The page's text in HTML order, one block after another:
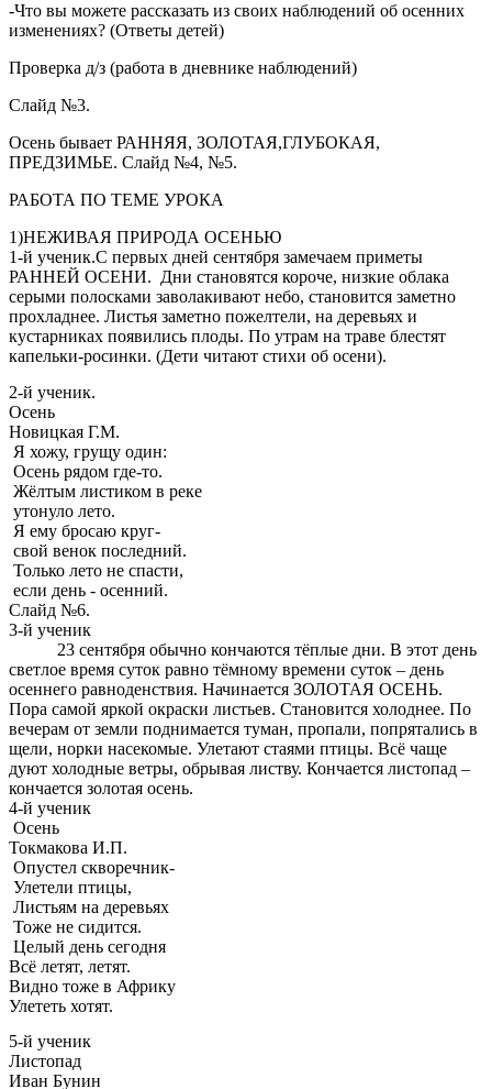
-Что вы можете рассказать из своих наблюдений об осенних
изменениях? (Ответы детей)
Проверка д/з (работа в дневнике наблюдений)
Слайд №3.
Осень бывает РАННЯЯ, ЗОЛОТАЯ,ГЛУБОКАЯ,
ПРЕДЗИМЬЕ. Слайд №4, №5.
РАБОТА ПО ТЕМЕ УРОКА
1)НЕЖИВАЯ ПРИРОДА ОСЕНЬЮ
1-й ученик.С первых дней сентября замечаем приметы
РАННЕЙ ОСЕНИ. Дни становятся короче, низкие облака
серыми полосками заволакивают небо, становится заметно
прохладнее. Листья заметно пожелтели, на деревьях и
кустарниках появились плоды. По утрам на траве блестят
капельки-росинки. (Дети читают стихи об осени).
2-й ученик.
Осень
Новицкая Г.М.
Я хожу, грущу один:
Осень рядом где-то.
Жёлтым листиком в реке
утонуло лето.
Я ему бросаю круг-
свой венок последний.
Только лето не спасти,
если день - осенний.
Слайд №6.
3-й ученик
23 сентября обычно кончаются тёплые дни. В этот день
светлое время суток равно тёмному времени суток – день
осеннего равноденствия. Начинается ЗОЛОТАЯ ОСЕНЬ.
Пора самой яркой окраски листьев. Становится холоднее. По
вечерам от земли поднимается туман, пропали, попрятались в
щели, норки насекомые. Улетают стаями птицы. Всё чаще
дуют холодные ветры, обрывая листву. Кончается листопад –
кончается золотая осень.
4-й ученик
Осень
Токмакова И.П.
Опустел скворечник-
Улетели птицы,
Листьям на деревьях
Тоже не сидится.
Целый день сегодня
Всё летят, летят.
Видно тоже в Африку
Улететь хотят.
5-й ученик
Листопад
Иван Бунин